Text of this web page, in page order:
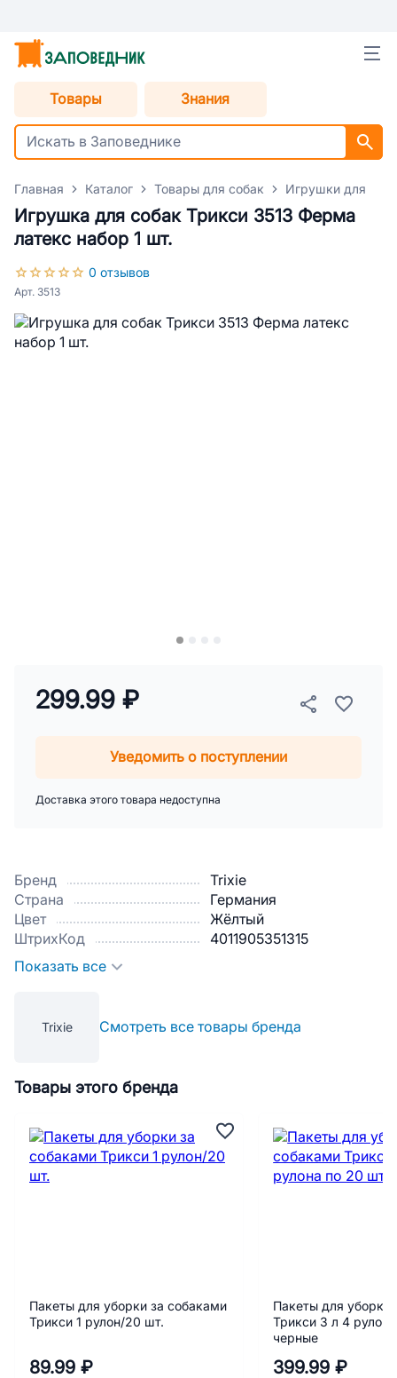
Товары Знания
Главная Каталог Товары для собак Игрушки для
Игрушка для собак Трикси 3513 Ферма
латекс набор 1 шт.
0 отзывов
Арт. 3513
Бренд
Trixie
Страна
Германия
Цвет
Жёлтый
ШтрихКод
4011905351315
Показать все
Trixie Смотреть все товары бренда
299.99 ₽
Уведомить о поступлении
Доставка этого товара недоступна
Товары этого бренда
Пакеты для уборки за собаками
Трикси 1 рулон/20 шт.
89.99 ₽
Пакеты для уборки
Трикси 3 л 4
черные
399.99 ₽